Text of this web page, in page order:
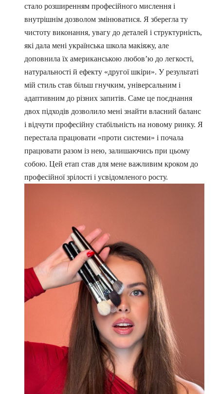
стало розширенням професійного мислення і
внутрішнім дозволом змінюватися. Я зберегла ту
чистоту виконання, увагу до деталей і структурність,
які дала мені українська школа макіяжу, але
доповнила їх американською любов’ю до легкості,
натуральності й ефекту «другої шкіри». У результаті
мій стиль став більш гнучким, універсальним і
адаптивним до різних запитів. Саме це поєднання
двох підходів дозволило мені знайти власний баланс
і відчути професійну стабільність на новому ринку. Я
перестала працювати «проти системи» і почала
працювати разом із нею, залишаючись при цьому
собою. Цей етап став для мене важливим кроком до
професійної зрілості і усвідомленого росту.